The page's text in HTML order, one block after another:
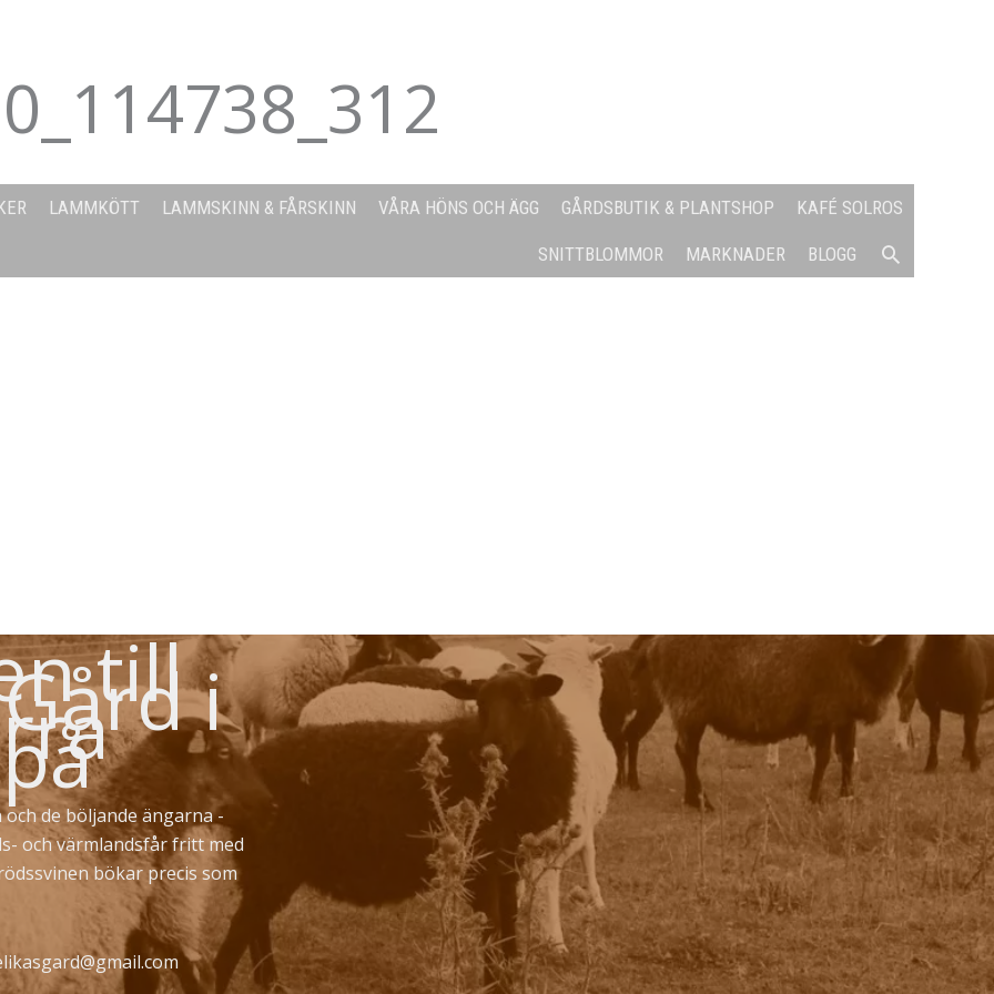
LAMMKÖTT LAMMSKINN & FÅRSKINN VÅRA HÖNS OCH ÄGG GÅRDSBUTIK & PLANTSHOP KAFÉ SOLROS
SNITTBLOMMOR MARKNADER BLOGG SÖK
till i
de böljande ängarna -
och värmlandsfår fritt med
bökar precis som